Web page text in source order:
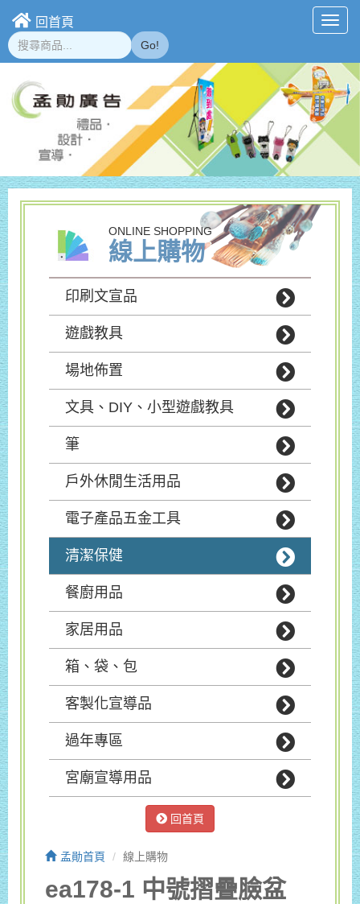
回首頁
Go!
ONLINE SHOPPING
線上購物
印刷文宣品
遊戲教具
場地佈置
文具、DIY、小型遊戲教具
筆
戶外休閒生活用品
電子產品五金工具
清潔保健
餐廚用品
家居用品
箱、袋、包
客製化宣導品
過年專區
宮廟宣導用品
回首頁
孟勛首頁 線上購物
ea178-1 中號摺疊臉盆